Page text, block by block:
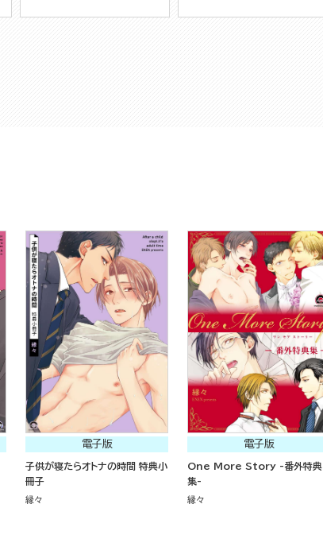
電子版
子供が寝たらオトナの時間 特典小
冊子
縁々
電子版
One More Story -番外特典
集-
縁々